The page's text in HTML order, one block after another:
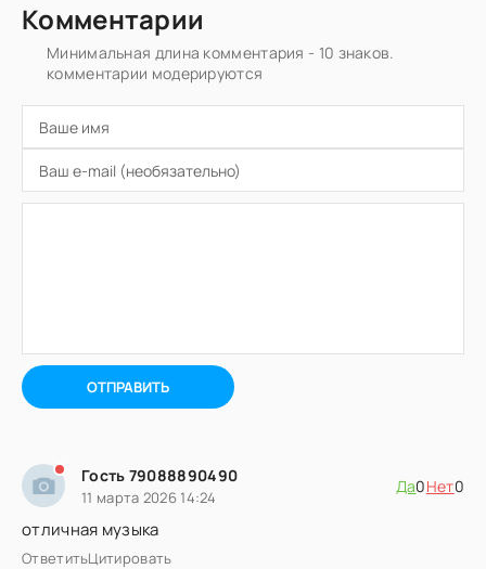
Комментарии
Минимальная длина комментария - 10 знаков.
комментарии модерируются
ОТПРАВИТЬ
Гость 79088890490
11 марта 2026 14:24
Да0Нет0
отличная музыка
ОтветитьЦитировать